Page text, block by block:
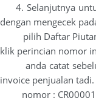
4. Selanjutnya
dengan mengecek
pilih Daftar Piutang
klik perincian nomor
anda catat
invoice penjualan
nomor :